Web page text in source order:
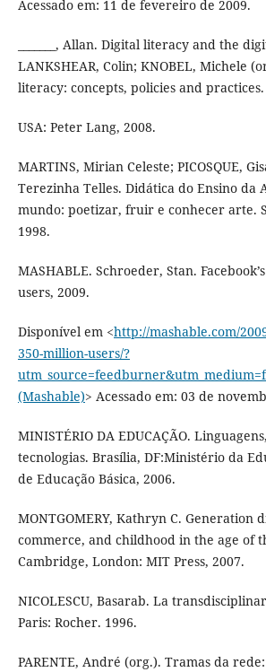
Acessado em: 11 de fevereiro de 2009.
_______, Allan. Digital literacy and the
LANKSHEAR, Colin; KNOBEL, Michele
literacy: concepts, policies and
USA: Peter Lang, 2008.
MARTINS, Mirian Celeste; PICOSQUE,
Terezinha Telles. Didática do Ensino da
mundo: poetizar, fruir e conhecer arte.
1998.
MASHABLE. Schroeder, Stan.
users, 2009.
Disponível em <http://mashable.com/
350-million-users/?
(Mashable)> Acessado em: 03 de
MINISTÉRIO DA EDUCAÇÃO.
tecnologias. Brasília, DF:Ministério da
de Educação Básica, 2006.
MONTGOMERY, Kathryn C. Generation
commerce, and childhood in the age of
Cambridge, London: MIT Press, 2007.
NICOLESCU, Basarab. La
Paris: Rocher. 1996.
PARENTE, André (org.). Tramas da